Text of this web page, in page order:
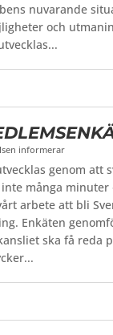
nuvarande
och
informerar
genom att
många minuter
arbete att bli
Enkäten
ska få reda